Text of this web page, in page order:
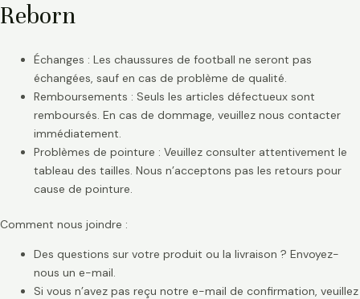
Reborn
Échanges : Les chaussures de football ne seront pas
échangées, sauf en cas de problème de qualité.
Remboursements : Seuls les articles défectueux sont
remboursés. En cas de dommage, veuillez nous contacter
immédiatement.
Problèmes de pointure : Veuillez consulter attentivement le
tableau des tailles. Nous n’acceptons pas les retours pour
cause de pointure.
Comment nous joindre :
Des questions sur votre produit ou la livraison ? Envoyez-
nous un e-mail.
Si vous n’avez pas reçu notre e-mail de confirmation, veuillez